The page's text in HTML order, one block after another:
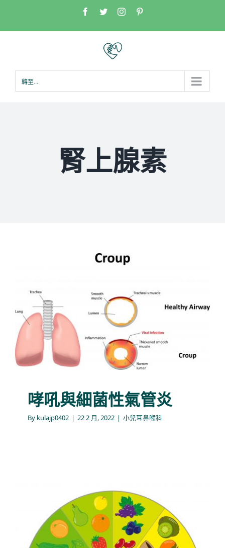
to
Facebook
TwitterInstagram
轉至...
腎上腺素
哮吼與細菌性氣管炎
小兒耳鼻喉科
哮吼與細菌性氣管炎
By kulajp0402 | 22 2 月, 2022 | 小兒耳鼻喉科